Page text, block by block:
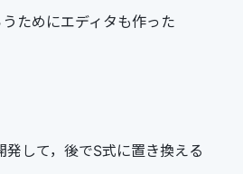
ためにエディタも作った
発して，後でS式に置き換える